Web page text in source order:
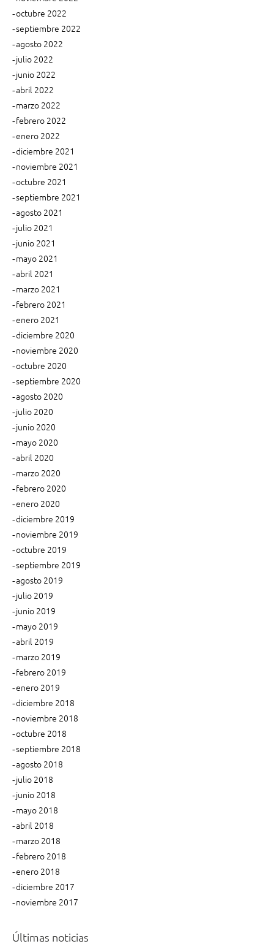
octubre 2022
septiembre 2022
agosto 2022
julio 2022
junio 2022
abril 2022
marzo 2022
febrero 2022
enero 2022
diciembre 2021
noviembre 2021
octubre 2021
septiembre 2021
agosto 2021
julio 2021
junio 2021
mayo 2021
abril 2021
marzo 2021
febrero 2021
enero 2021
diciembre 2020
noviembre 2020
octubre 2020
septiembre 2020
agosto 2020
julio 2020
junio 2020
mayo 2020
abril 2020
marzo 2020
febrero 2020
enero 2020
diciembre 2019
noviembre 2019
octubre 2019
septiembre 2019
agosto 2019
julio 2019
junio 2019
mayo 2019
abril 2019
marzo 2019
febrero 2019
enero 2019
diciembre 2018
noviembre 2018
octubre 2018
septiembre 2018
agosto 2018
julio 2018
junio 2018
mayo 2018
abril 2018
marzo 2018
febrero 2018
enero 2018
diciembre 2017
noviembre 2017
Últimas noticias